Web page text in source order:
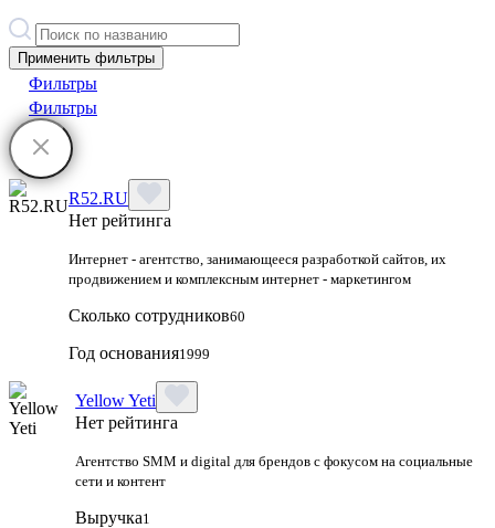
Применить фильтры
Фильтры
Фильтры
R52.RU
Нет рейтинга
Интернет - агентство, занимающееся разработкой сайтов, их
продвижением и комплексным интернет - маркетингом
Сколько сотрудников60
Год основания1999
Yellow Yeti
Нет рейтинга
Агентство SMM и digital для брендов с фокусом на социальные
сети и контент
Выручка1